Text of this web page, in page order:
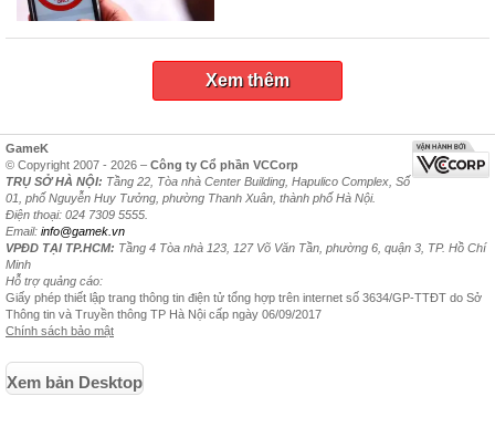
Xem thêm
GameK
© Copyright 2007 - 2026 – Công ty Cổ phần VCCorp
TRỤ SỞ HÀ NỘI: Tầng 22, Tòa nhà Center Building, Hapulico Complex, Số
01, phố Nguyễn Huy Tưởng, phường Thanh Xuân, thành phố Hà Nội.
Điện thoại: 024 7309 5555.
Email: info@gamek.vn
VPĐD TẠI TP.HCM: Tầng 4 Tòa nhà 123, 127 Võ Văn Tần, phường 6, quận 3, TP. Hồ Chí
Minh
Hỗ trợ quảng cáo:
Giấy phép thiết lập trang thông tin điện tử tổng hợp trên internet số 3634/GP-TTĐT do Sở
Thông tin và Truyền thông TP Hà Nội cấp ngày 06/09/2017
Chính sách bảo mật
Xem bản Desktop